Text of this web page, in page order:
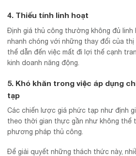
4. Thiếu tính linh hoạt
Định giá thủ công thường không đủ
nhanh chóng với những thay đổi của
thể dẫn đến việc mất đi lợi thế cạnh
kinh doanh năng động.
5. Khó khăn trong việc áp dụng
tạp
Các chiến lược giá phức tạp như định
theo thời gian thực gần như không thể
phương pháp thủ công.
Để giải quyết những thách thức này,